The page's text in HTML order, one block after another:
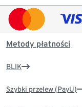
Metody płatności
BLIK
Szybki przelew (PayU)